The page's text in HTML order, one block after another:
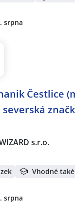
srpna
Čestlice
s.r.o.
Vhodné
srpna